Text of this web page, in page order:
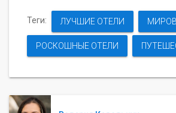
Теги: ЛУЧШИЕ ОТЕЛИ
РОСКОШНЫЕ ОТЕЛИ